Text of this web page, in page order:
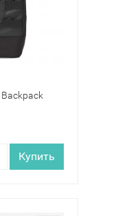
Купить